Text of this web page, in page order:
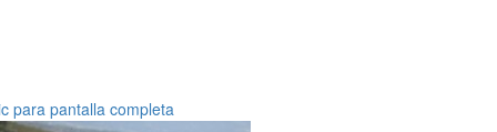
para pantalla completa